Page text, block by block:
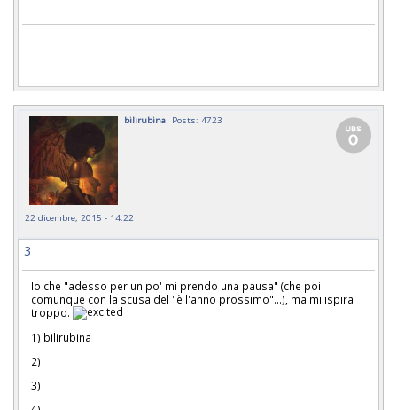
bilirubina Posts: 4723
22 dicembre, 2015 - 14:22
3
Io che "adesso per un po' mi prendo una pausa" (che poi
comunque con la scusa del "è l'anno prossimo"...), ma mi ispira
troppo.
1) bilirubina
2)
3)